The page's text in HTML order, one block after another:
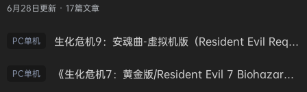
6月28日更新 · 17篇文章
PC单机 生化危机9：安魂曲-虚拟机版（Resident Evil Requiem HYPERVISOR）免安装中文版
PC单机 《生化危机7：黄金版/Resident Evil 7 Biohazard》免安装中文版